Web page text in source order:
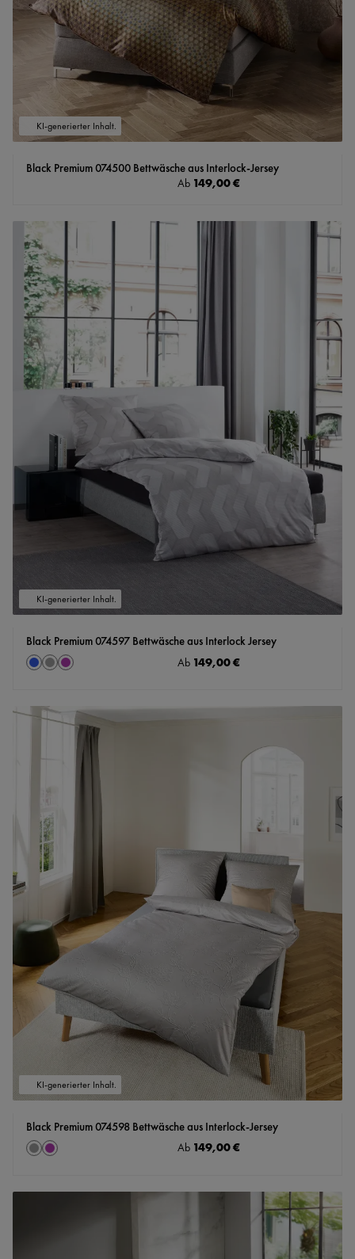
KI-generierter Inhalt.
Black Premium 074500 Bettwäsche aus Interlock-Jersey
Regulärer Preis:
Ab 149,00 €
KI-generierter Inhalt.
Black Premium 074597 Bettwäsche aus Interlock Jersey
Farbeauswählen
blaugraumauve
Regulärer Preis:
Ab 149,00 €
KI-generierter Inhalt.
Black Premium 074598 Bettwäsche aus Interlock-Jersey
Farbeauswählen
graumauve
Regulärer Preis:
Ab 149,00 €